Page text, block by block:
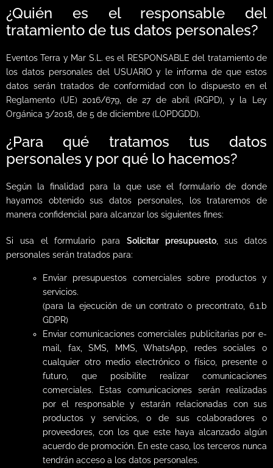
¿Quién es el responsable del
tratamiento de tus datos personales?
Eventos Terra y Mar S.L. es el RESPONSABLE del tratamiento de
los datos personales del USUARIO y le informa de que estos
datos serán tratados de conformidad con lo dispuesto en el
Reglamento (UE) 2016/679, de 27 de abril (RGPD), y la Ley
Orgánica 3/2018, de 5 de diciembre (LOPDGDD).
¿Para qué tratamos tus datos
personales y por qué lo hacemos?
Según la finalidad para la que use el formulario de donde
hayamos obtenido sus datos personales, los trataremos de
manera confidencial para alcanzar los siguientes fines:
Si usa el formulario para Solicitar presupuesto, sus datos
personales serán tratados para:
Enviar presupuestos comerciales sobre productos y
servicios.
(para la ejecución de un contrato o precontrato, 6.1.b
GDPR)
Enviar comunicaciones comerciales publicitarias por e-
mail, fax, SMS, MMS, WhatsApp, redes sociales o
cualquier otro medio electrónico o físico, presente o
futuro, que posibilite realizar comunicaciones
comerciales. Estas comunicaciones serán realizadas
por el responsable y estarán relacionadas con sus
productos y servicios, o de sus colaboradores o
proveedores, con los que este haya alcanzado algún
acuerdo de promoción. En este caso, los terceros nunca
tendrán acceso a los datos personales.